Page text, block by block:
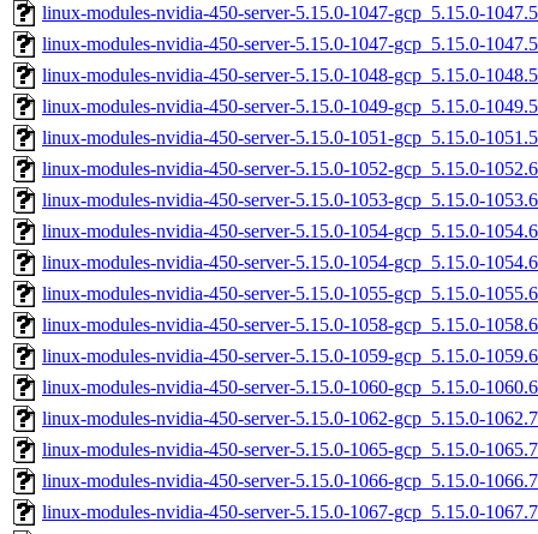
linux-modules-nvidia-450-server-5.15.0-1047-gcp_5.15.0-
linux-modules-nvidia-450-server-5.15.0-1047-gcp_5.15.0-
linux-modules-nvidia-450-server-5.15.0-1048-gcp_5.15.0-
linux-modules-nvidia-450-server-5.15.0-1049-gcp_5.15.0-
linux-modules-nvidia-450-server-5.15.0-1051-gcp_5.15.0-
linux-modules-nvidia-450-server-5.15.0-1052-gcp_5.15.0-
linux-modules-nvidia-450-server-5.15.0-1053-gcp_5.15.0-
linux-modules-nvidia-450-server-5.15.0-1054-gcp_5.15.0-
linux-modules-nvidia-450-server-5.15.0-1054-gcp_5.15.0-
linux-modules-nvidia-450-server-5.15.0-1055-gcp_5.15.0-
linux-modules-nvidia-450-server-5.15.0-1058-gcp_5.15.0-
linux-modules-nvidia-450-server-5.15.0-1059-gcp_5.15.0-
linux-modules-nvidia-450-server-5.15.0-1060-gcp_5.15.0-
linux-modules-nvidia-450-server-5.15.0-1062-gcp_5.15.0-
linux-modules-nvidia-450-server-5.15.0-1065-gcp_5.15.0-
linux-modules-nvidia-450-server-5.15.0-1066-gcp_5.15.0-
linux-modules-nvidia-450-server-5.15.0-1067-gcp_5.15.0-